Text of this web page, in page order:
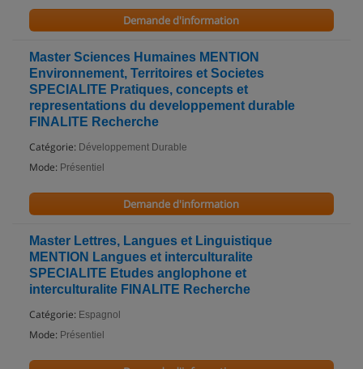
Demande d'information
Master Sciences Humaines MENTION
Environnement, Territoires et Societes
SPECIALITE Pratiques, concepts et
representations du developpement durable
FINALITE Recherche
Catégorie: Développement Durable
Mode: Présentiel
Demande d'information
Master Lettres, Langues et Linguistique
MENTION Langues et interculturalite
SPECIALITE Etudes anglophone et
interculturalite FINALITE Recherche
Catégorie: Espagnol
Mode: Présentiel